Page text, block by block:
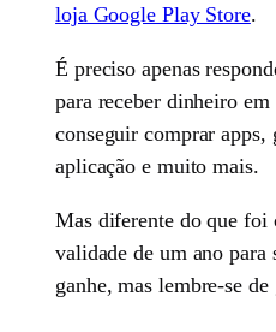
loja Google Play Store.
É preciso apenas
para receber dinheiro
conseguir comprar apps,
aplicação e muito mais.
Mas diferente do que foi
validade de um ano para
ganhe, mas lembre-se de